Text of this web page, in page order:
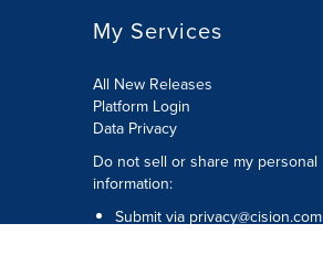
My Services
All New Releases
Platform Login
Data Privacy
Do not sell or share my personal
information:
Submit via privacy@cision.com